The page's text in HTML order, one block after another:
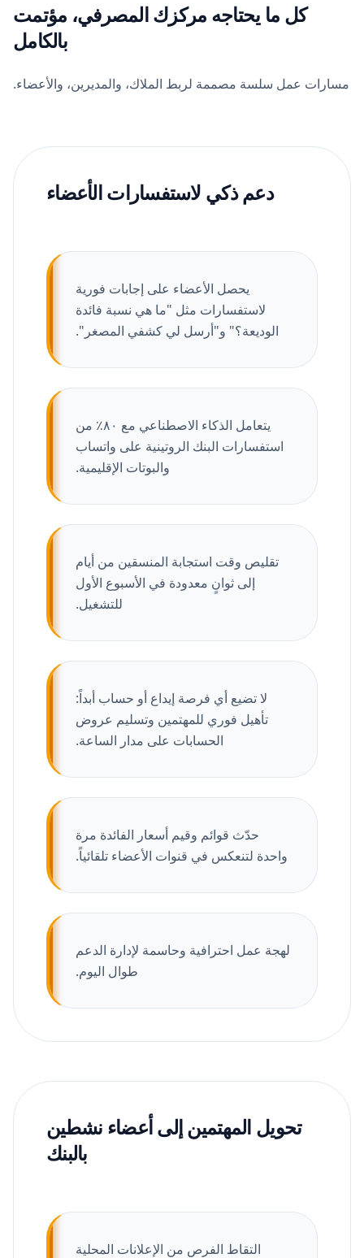
كل ما يحتاجه مركزك المصرفي، مؤتمت
بالكامل
مسارات عمل سلسة مصممة لربط الملاك، والمديرين، والأعضاء.
دعم ذكي لاستفسارات الأعضاء
يحصل الأعضاء على إجابات فورية
لاستفسارات مثل "ما هي نسبة فائدة
الوديعة؟" و"أرسل لي كشفي المصغر".
يتعامل الذكاء الاصطناعي مع ٨٠٪ من
استفسارات البنك الروتينية على واتساب
والبوتات الإقليمية.
تقليص وقت استجابة المنسقين من أيام
إلى ثوانٍ معدودة في الأسبوع الأول
للتشغيل.
لا تضيع أي فرصة إيداع أو حساب أبداً:
تأهيل فوري للمهتمين وتسليم عروض
الحسابات على مدار الساعة.
حدّث قوائم وقيم أسعار الفائدة مرة
واحدة لتنعكس في قنوات الأعضاء تلقائياً.
لهجة عمل احترافية وحاسمة لإدارة الدعم
طوال اليوم.
تحويل المهتمين إلى أعضاء نشطين
بالبنك
التقاط الفرص من الإعلانات المحلية